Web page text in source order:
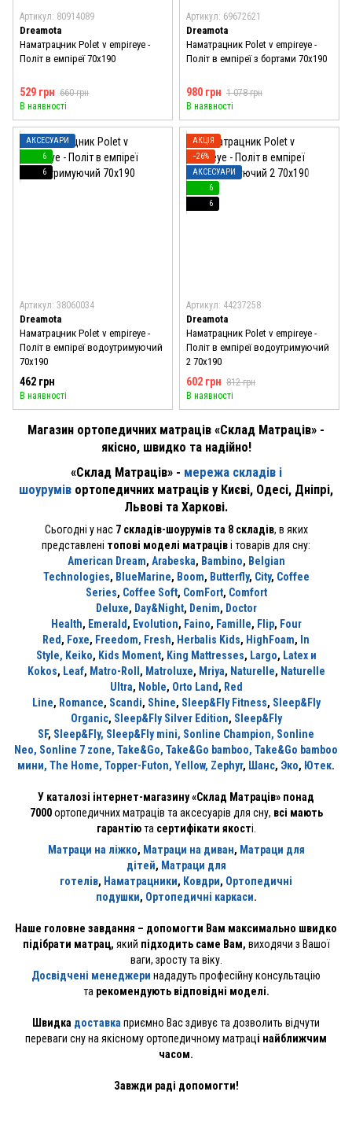
Магазин ортопедичних матраців «Склад Матраців» -
якісно, швидко та надійно!
«Склад Матраців» - мережа складів і
шоурумів ортопедичних матраців у Києві, Одесі, Дніпрі,
Львові та Харкові.
Сьогодні у нас 7 складів-шоурумів та 8 складів, в яких
представлені топові моделі матраціві товарів для сну:
American Dream, Arabeska, Bambino, Belgian
Technologies, BlueMarine, Boom, Butterfly, City, Coffee
Series, Coffee Soft, ComFort, Comfort
Deluxe, Day&Night, Denim, Doctor
Health, Emerald , Evolution, Faino, Famille, Flip, Four
Red , Foxe, Freedom, Fresh, Herbalis Kids, HighFoam, In
Style, Keiko, Kids Moment, King Mattresses, Largo, Latex и
Kokos, Leaf, Matro-Roll , Matroluxe, Mriya, Naturelle, Naturelle
Ultra, Noble, Orto Land , Red
Line, Romance, Scandi, Shine, Sleep&Fly Fitness, Sleep&Fly
Organic, Sleep&Fly Silver Edition, Sleep&Fly
SF, Sleep&Fly, Sleep&Fly mini, Sonline Champion, Sonline
Neo, Sonline 7 zone, Take&Go, Take&Go bamboo, Take&Go bamboo
мини, The Home, Topper-Futon, Yellow, Zephyr, Шанс, Эко, Ютек.
У каталозі інтернет-магазину «Склад Матраців» понад
7000ортопедичних матраців та аксесуарів для сну, всі мають
гарантіюта сертифікати якості.
Матраци на ліжко, Матраци на диван, Матраци для
дітей, Матраци для
готелів, Наматрацники, Ковдри, Ортопедичні
подушки, Ортопедичні каркаси.
Наше головне завдання – допомогти Вам максимально швидко
підібрати матрац, який підходить саме Вам, виходячи з Вашої
ваги, зросту та віку.
Досвідчені менеджери нададуть професійну консультацію
та рекомендують відповідні моделі.
Швидка доставка приємно Вас здивує та дозволить відчути
переваги сну на якісному ортопедичному матраці найближчим
часом.
Завжди раді допомогти!
Артикул: 80914089
Dreamota
Наматрацник Polet v empireye -
Політ в емпіреї 70x190
529 грн 660 грн
В наявності
Артикул: 69672621
Dreamota
Наматрацник Polet v empireye -
Політ в емпіреї з бортами 70x190
980 грн 1 078 грн
В наявності
АКСЕСУАРИ
6
6
Артикул: 38060034
Dreamota
Наматрацник Polet v empireye -
Політ в емпіреї водоутримуючий
70x190
462 грн
В наявності
АКЦІЯ
−26%
АКСЕСУАРИ
6
6
Артикул: 44237258
Dreamota
Наматрацник Polet v empireye -
Політ в емпіреї водоутримуючий
2 70x190
602 грн 812 грн
В наявності